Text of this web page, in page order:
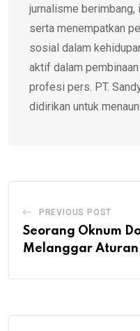
jurnalisme
serta menempatkan
sosial dalam
aktif dalam
profesi pers. PT.
didirikan untuk
PREVIOUS POST
Seorang Oknum
Melanggar Aturan